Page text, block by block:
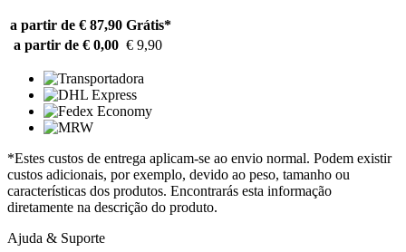
a partir de € 87,90 Grátis*
a partir de € 0,00 € 9,90
*Estes custos de entrega aplicam-se ao envio normal. Podem existir
custos adicionais, por exemplo, devido ao peso, tamanho ou
características dos produtos. Encontrarás esta informação
diretamente na descrição do produto.
Ajuda & Suporte